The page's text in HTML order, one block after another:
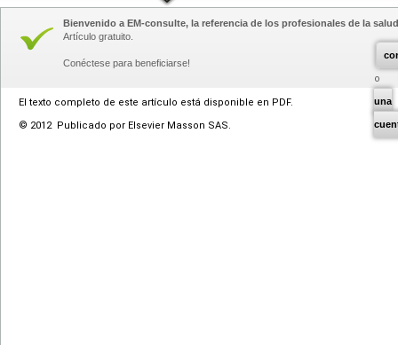
una
Bienvenido a EM-consulte, la referencia de los profesionales de la
Artículo gratuito.
Conéctese para beneficiarse!
El texto completo de este artículo está disponible en PDF.
© 2012 Publicado por Elsevier Masson SAS.